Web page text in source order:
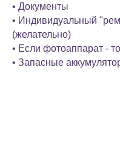
• Документы
• Индивидуальный
(желательно)
• Если фотоаппарат -
• Запасные